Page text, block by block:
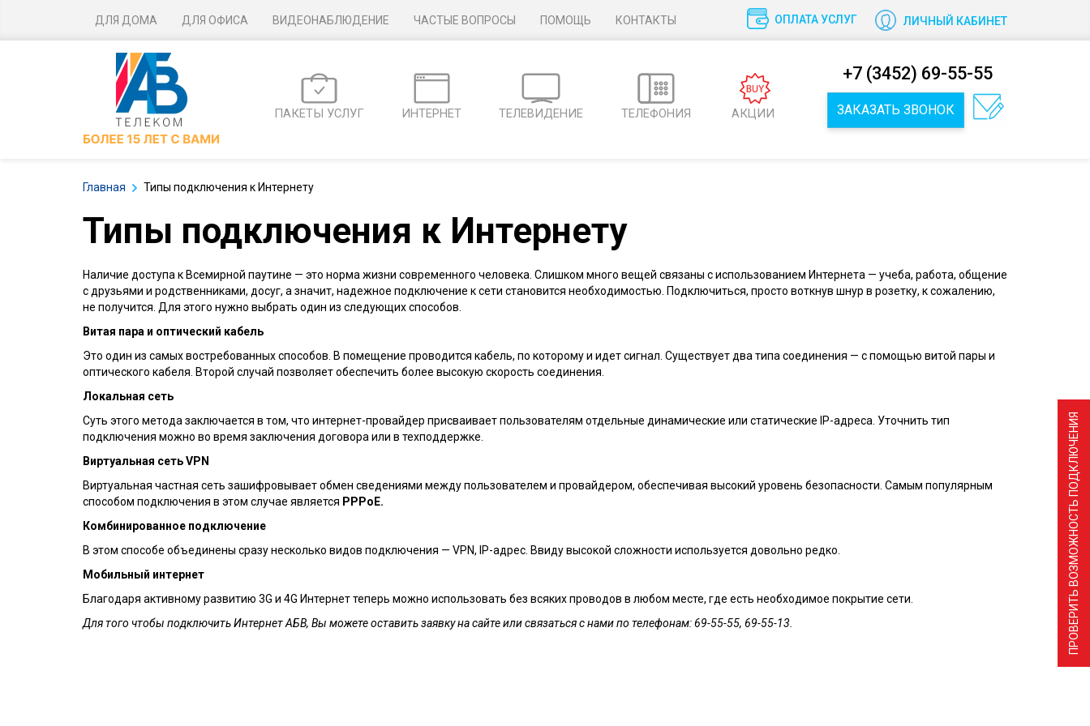
ДЛЯ ДОМА ДЛЯ ОФИСА ВИДЕОНАБЛЮДЕНИЕ ЧАСТЫЕ ВОПРОСЫ ПОМОЩЬ ОПЛАТА УСЛУГ
КОНТАКТЫ ЛИЧНЫЙ КАБИНЕТ
+7 (3452) 69-55-55
ЗАКАЗАТЬ ЗВОНОК
ПАКЕТЫ УСЛУГ ИНТЕРНЕТ ТЕЛЕВИДЕНИЕ ТЕЛЕФОНИЯ АКЦИИ
Главная Типы подключения к Интернету
ПРОВЕРИТЬ ВОЗМОЖНОСТЬ ПОДКЛЮЧЕНИЯ
Типы подключения к Интернету
Наличие доступа к Всемирной паутине — это норма жизни современного человека. Слишком много вещей связаны с использованием Интернета — учеба, работа, общение
с друзьями и родственниками, досуг, а значит, надежное подключение к сети становится необходимостью. Подключиться, просто воткнув шнур в розетку, к сожалению,
не получится. Для этого нужно выбрать один из следующих способов.
Витая пара и оптический кабель
Это один из самых востребованных способов. В помещение проводится кабель, по которому и идет сигнал. Существует два типа соединения — с помощью витой пары и
оптического кабеля. Второй случай позволяет обеспечить более высокую скорость соединения.
Локальная сеть
Суть этого метода заключается в том, что интернет-провайдер присваивает пользователям отдельные динамические или статические IP-адреса. Уточнить тип
подключения можно во время заключения договора или в техподдержке.
Виртуальная сеть VPN
Виртуальная частная сеть зашифровывает обмен сведениями между пользователем и провайдером, обеспечивая высокий уровень безопасности. Самым популярным
способом подключения в этом случае является PPPoE.
Комбинированное подключение
В этом способе объединены сразу несколько видов подключения — VPN, IP-адрес. Ввиду высокой сложности используется довольно редко.
Мобильный интернет
Благодаря активному развитию 3G и 4G Интернет теперь можно использовать без всяких проводов в любом месте, где есть необходимое покрытие сети.
Для того чтобы подключить Интернет АБВ, Вы можете оставить заявку на сайте или связаться с нами по телефонам: 69-55-55, 69-55-13.